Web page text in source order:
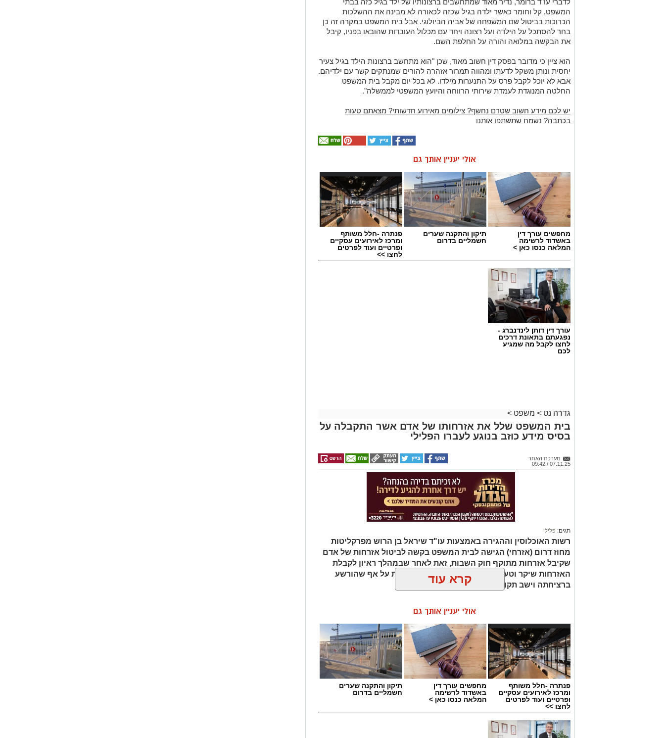
המשפט, קל וחומר כאשר ילדה בגיל שכזה לכאורה לא מבינה את ההשלכות
הכרוכות בביטול שם המשפחה של אביה הביולוגי. אבל בית המשפט במקרה זה כן
בחר להסתכל על הילדה ועל רצונה ויחד עם מכלול העובדות שהובאו בפניו, קיבל
את הבקשה במלואה והורה על החלפת השם.
הוא ציין כי מדובר בפסק דין חשוב מאוד, שכן "הוא מתחשב ברצונות הילד בגיל צעיר
יחסית ונותן משקל לדעתו ומהווה תמרור אזהרה להורים שמנתקים קשר עם ילדיהם.
אבא לא יוכל לקבל פרס על התנערות מילדו. לא בכל יום מקבל בית המשפט
החלטה המנוגדת לעמדת שירותי הרווחה והיועץ המשפטי לממשלה".
יש לכם מידע חשוב שטרם נחשף? צילומים מאירוע חדשותי? מצאתם טעות
בכתבה? נשמח שתשתפו אותנו
אולי יעניין אותך גם
מחפשים עורך דין
באשדוד לרשימה
המלאה כנסו כאן >
תיקון והתקנה שערים
חשמליים בדרום
פנתרה -חלל משותף
ומרכז לאירועים עסקיים
ופרטיים ועוד לפרטים
לחצו >>
עורך דין דותן לינדנברג -
נפגעתם בתאונת דרכים
לחצו לקבל מה שמגיע
לכם
גדרה נט > משפט >
בית המשפט שלל את אזרחותו של אדם אשר התקבלה על
בסיס מידע כוזב בנוגע לעברו הפלילי
מערכת האתר
07.11.25 / 09:42
תגים: פלילי
רשות האוכלוסין וההגירה באמצעות עו"ד שיראל בן הרוש מפרקליטות
מחוז דרום (אזרחי) הגישה לבית המשפט בקשה לביטול אזרחות של אדם
שקיבל אזרחות מתוקף חוק השבות, זאת לאחר שבמהלך ראיון לקבלת
האזרחות שיקר וטען כי התגרש מאשתו השנייה, זאת על אף שהורשע
ברציחתה וישב תקופת מאסר ממושכת בכלא.
קרא עוד
אולי יעניין אותך גם
פנתרה -חלל משותף
ומרכז לאירועים עסקיים
ופרטיים ועוד לפרטים
לחצו >>
מחפשים עורך דין
באשדוד לרשימה
המלאה כנסו כאן >
תיקון והתקנה שערים
חשמליים בדרום